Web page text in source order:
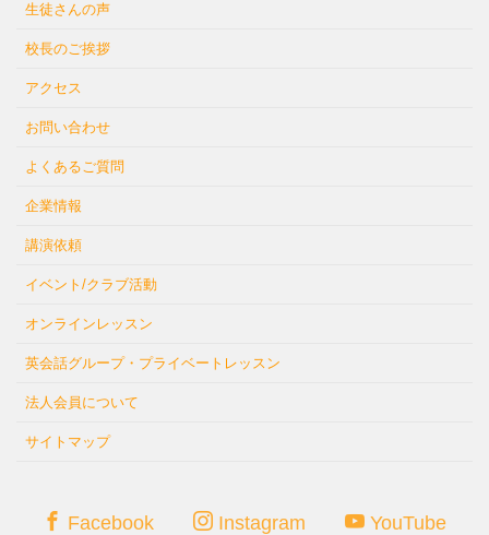
生徒さんの声
校長のご挨拶
アクセス
お問い合わせ
よくあるご質問
企業情報
講演依頼
イベント/クラブ活動
オンラインレッスン
英会話グループ・プライベートレッスン
法人会員について
サイトマップ
Facebook Instagram YouTube